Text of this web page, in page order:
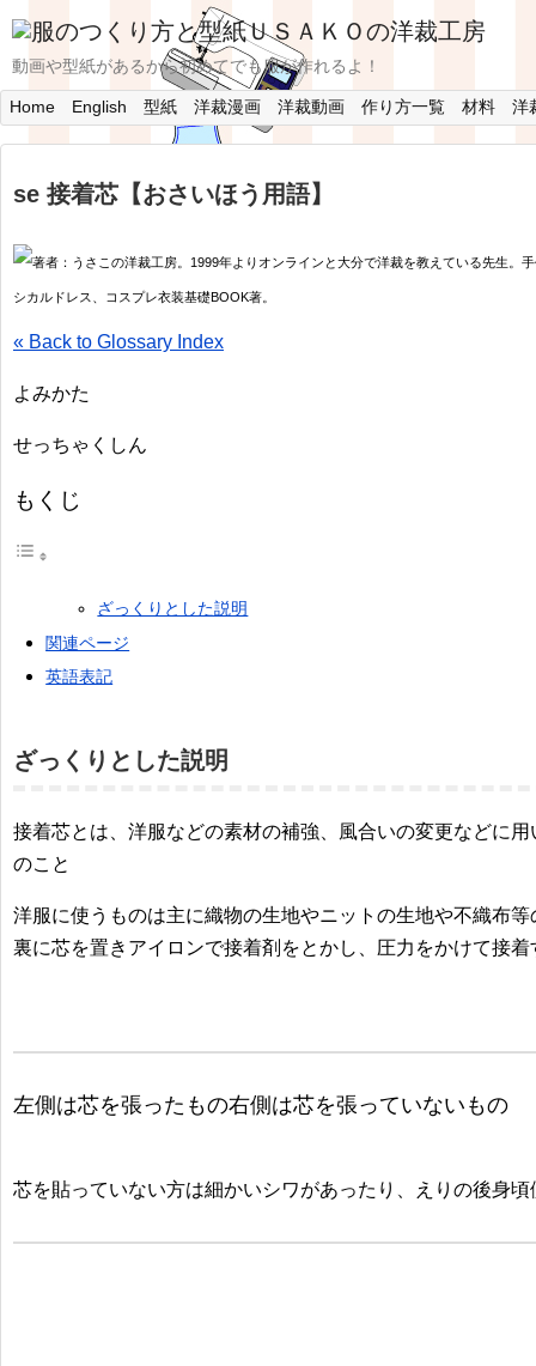
動画や型紙があるから初めてでも服が作れるよ！
Home English 型紙 洋裁漫画 洋裁動画 作り方一覧 材料 洋
se 接着芯【おさいほう用語】
著者：うさこの洋裁工房。1999年よりオンラインと大分で洋裁を教えている先生。
シカルドレス、コスプレ衣装基礎BOOK著。
« Back to Glossary Index
よみかた
せっちゃくしん
もくじ
ざっくりとした説明
関連ページ
英語表記
ざっくりとした説明
接着芯とは、洋服などの素材の補強、風合いの変更などに
のこと
洋服に使うものは主に織物の生地やニットの生地や不織布
裏に芯を置きアイロンで接着剤をとかし、圧力をかけて接着
左側は芯を張ったもの右側は芯を張っていないもの
芯を貼っていない方は細かいシワがあったり、えりの後身